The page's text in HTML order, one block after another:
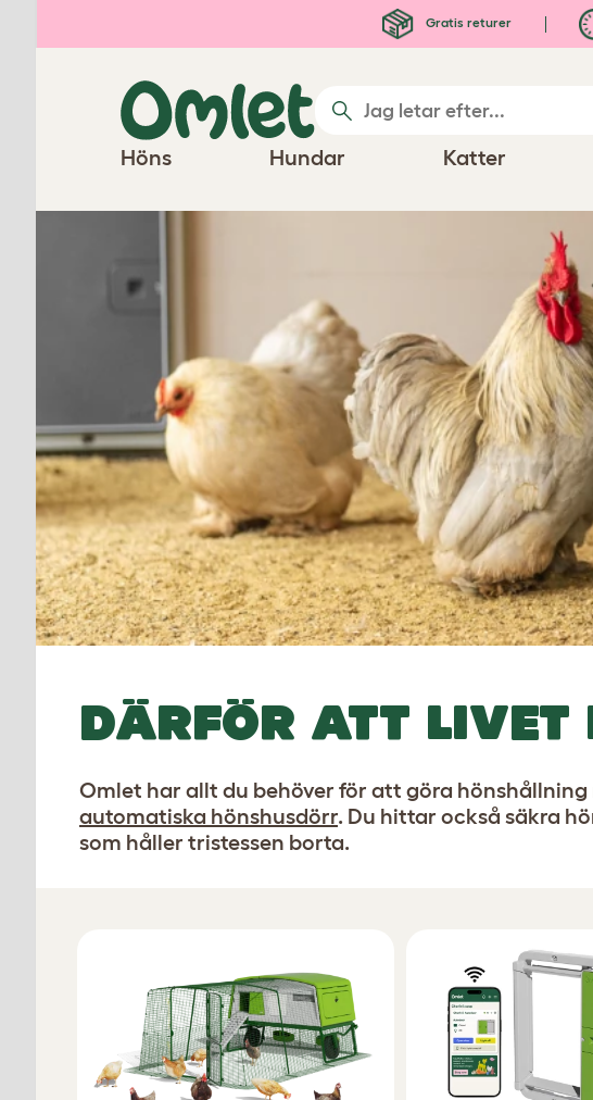
Gratis returer
Höns Hundar Katter
DÄRFÖR ATT LIVET
Omlet har allt du behöver för att göra
automatiska hönshusdörr. Du hittar också säkra
som håller tristessen borta.